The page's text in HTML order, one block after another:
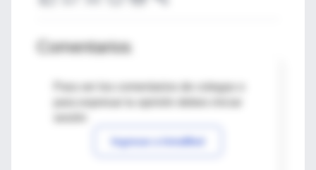
Comentarios
Para ver los comentarios de colegas o
Ingresar a IntraMed